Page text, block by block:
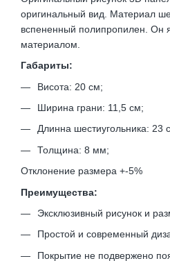
оригинальный вид. Материал
вспененный полипропилен. Он
материалом.
Габариты:
Висота: 20 см;
Ширина грани: 11,5 см;
Длинна шестиугольника: 23
Толщина: 8 мм;
Отклонение размера +-5%
Преимущества:
Эксклюзивный рисунок и
Простой и современный
Покрытие не подвержено